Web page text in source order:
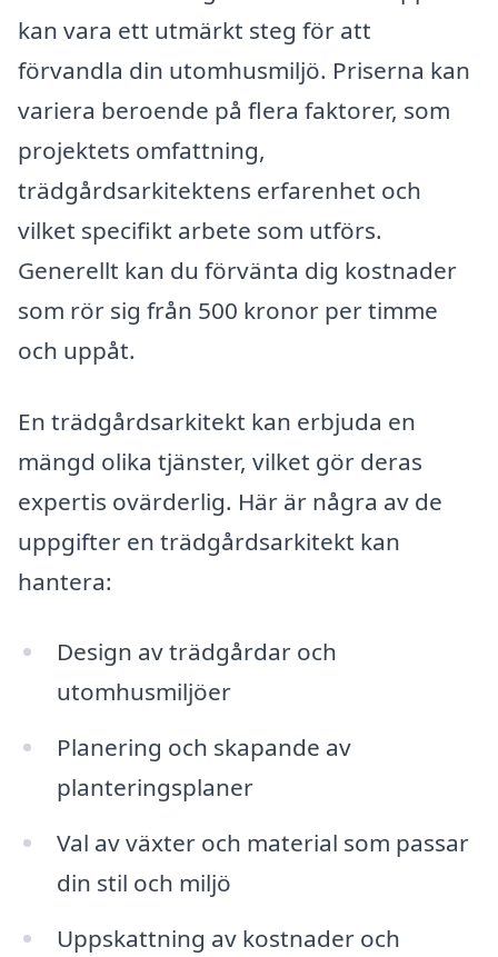
kan vara ett utmärkt steg för att
förvandla din utomhusmiljö. Priserna kan
variera beroende på flera faktorer, som
projektets omfattning,
trädgårdsarkitektens erfarenhet och
vilket specifikt arbete som utförs.
Generellt kan du förvänta dig kostnader
som rör sig från 500 kronor per timme
och uppåt.
En trädgårdsarkitekt kan erbjuda en
mängd olika tjänster, vilket gör deras
expertis ovärderlig. Här är några av de
uppgifter en trädgårdsarkitekt kan
hantera:
Design av trädgårdar och
utomhusmiljöer
Planering och skapande av
planteringsplaner
Val av växter och material som passar
din stil och miljö
Uppskattning av kostnader och